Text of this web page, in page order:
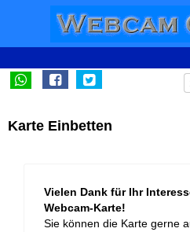
Karte Einbetten
Vielen Dank für Ihr
Webcam-Karte!
Sie können die Karte gerne